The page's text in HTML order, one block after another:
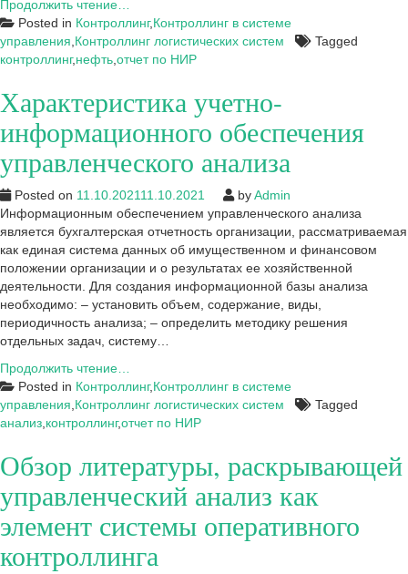
Продолжить чтение…
по
научно-
исследовательской
контроллинга
управленческих
нефтяного
Posted in Контроллинг,Контроллинг в системе
управления Контроллинг логистических систем
Tagged
контроллинг,нефть отчет по НИР
Характеристика учетно-
информационного обеспечения
управленческого анализа
Posted on 11.10.202111.10.2021 byAdmin
Информационным обеспечением управленческого анализа
является бухгалтерская отчетность организации, рассматриваемая
как единая система данных об имущественном и финансовом
положении организации и о результатах ее хозяйственной
деятельности. Для создания информационной базы анализа
необходимо: – установить объем, содержание, виды,
периодичность анализа; – определить методику решения
отдельных задач, систему…
Продолжить чтение…
учетно-
информационного
обеспечения
Posted in Контроллинг,Контроллинг в системе
управления Контроллинг логистических систем
Tagged
анализ контроллинг,отчет по НИР
Обзор литературы, раскрывающей
управленческий анализ как
элемент системы оперативного
контроллинга